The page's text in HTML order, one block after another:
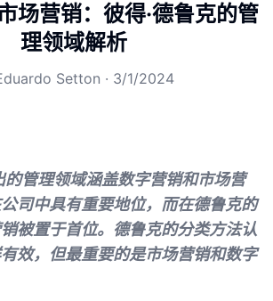
场营销：彼得·德鲁克的管
理领域解析
Setton · 3/1/2024
的管理领域涵盖数字营销和市场营
司中具有重要地位，而在德鲁克的
被置于首位。德鲁克的分类方法认
效，但最重要的是市场营销和数字